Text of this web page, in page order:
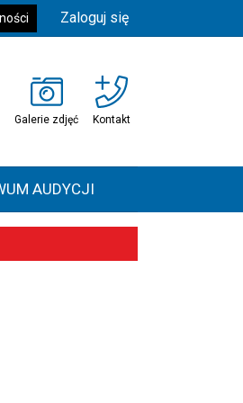
Zaloguj się
Galerie zdjęć Kontakt
AUDYCJI